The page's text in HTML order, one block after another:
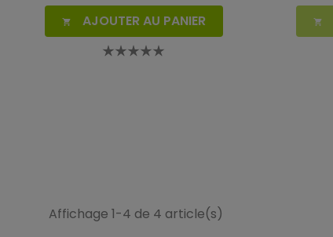
 AJOUTER AU PANIER 
Affichage 1-4 de 4 article(s)